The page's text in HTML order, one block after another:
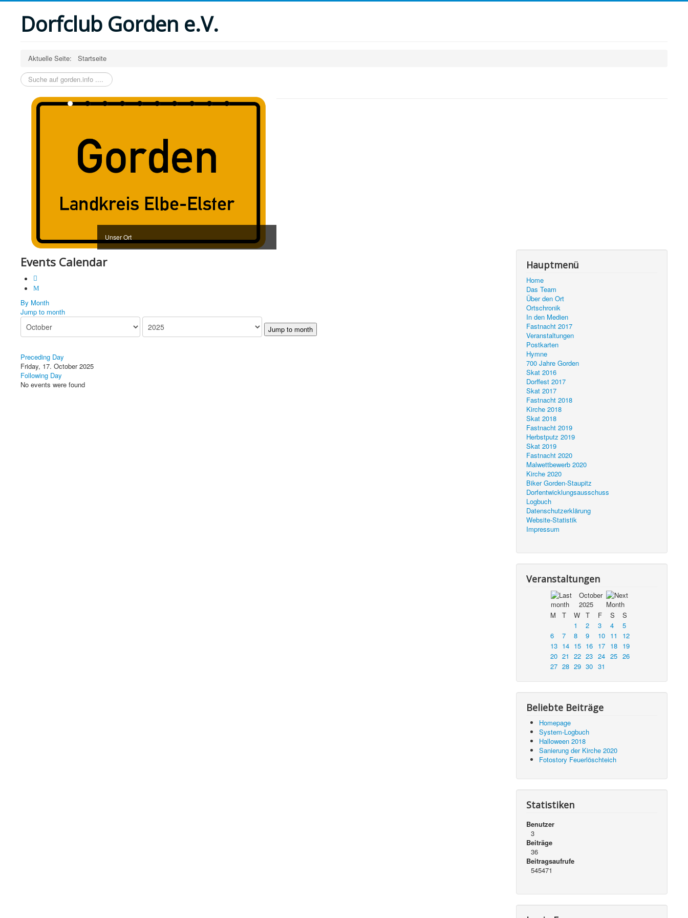
Dorfclub Gorden e.V.
Aktuelle Seite:
Startseite
Suchen
...
Unser Ort
Events Calendar
By Month
Jump to month
Jump to month
Preceding Day
Friday, 17. October 2025
Following Day
No events were found
Hauptmenü
Home
Das Team
Über den Ort
Ortschronik
In den Medien
Fastnacht 2017
Veranstaltungen
Postkarten
Hymne
700 Jahre Gorden
Skat 2016
Dorffest 2017
Skat 2017
Fastnacht 2018
Kirche 2018
Skat 2018
Fastnacht 2019
Herbstputz 2019
Skat 2019
Fastnacht 2020
Malwettbewerb 2020
Kirche 2020
Biker Gorden-Staupitz
Dorfentwicklungsausschuss
Logbuch
Datenschutzerklärung
Website-Statistik
Impressum
Veranstaltungen
October
2025
M
T W T F S
S
1
2 3 4
5
6
7 8 9 10 11
12
13 14 15 16 17 18
19
20 21 22 23 24 25 26
27 28 29 30 31
Beliebte Beiträge
Homepage
System-Logbuch
Halloween 2018
Sanierung der Kirche 2020
Fotostory Feuerlöschteich
Statistiken
Benutzer
3
Beiträge
36
Beitragsaufrufe
545471